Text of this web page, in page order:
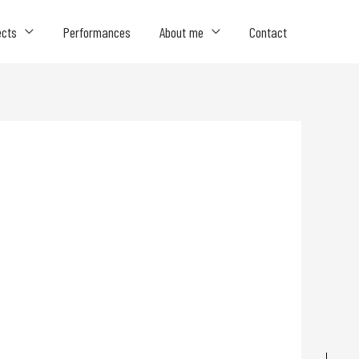
Performances About me Contact